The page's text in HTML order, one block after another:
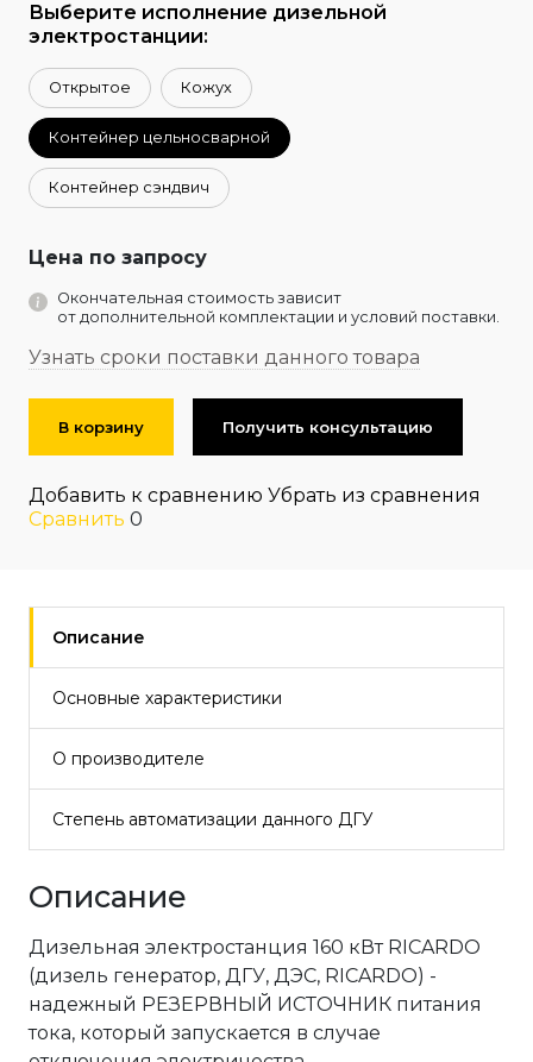
Выберите исполнение дизельной
электростанции:
Открытое Кожух
Контейнер цельносварной
Контейнер сэндвич
Цена по запросу
Окончательная стоимость зависит
от дополнительной комплектации и условий поставки.
Узнать сроки поставки данного товара
В корзину Получить консультацию
Добавить к сравнению Убрать из сравнения
Сравнить 0
Описание
Основные характеристики
О производителе
Степень автоматизации данного ДГУ
Описание
Дизельная электростанция 160 кВт RICARDO
(дизель генератор, ДГУ, ДЭС, RICARDO) -
надежный РЕЗЕРВНЫЙ ИСТОЧНИК питания
тока, который запускается в случае